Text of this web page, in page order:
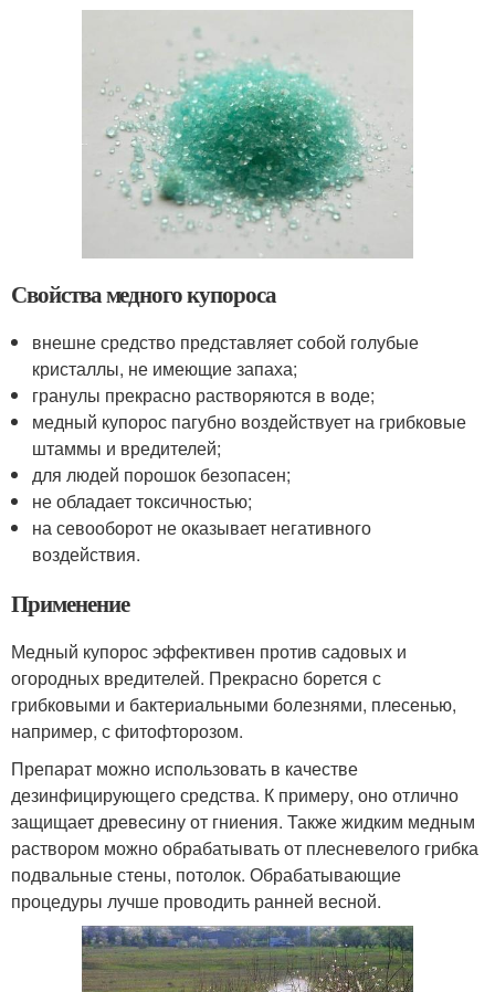
Свойства медного купороса
внешне средство представляет собой голубые
кристаллы, не имеющие запаха;
гранулы прекрасно растворяются в воде;
медный купорос пагубно воздействует на грибковые
штаммы и вредителей;
для людей порошок безопасен;
не обладает токсичностью;
на севооборот не оказывает негативного
воздействия.
Применение
Медный купорос эффективен против садовых и
огородных вредителей. Прекрасно борется с
грибковыми и бактериальными болезнями, плесенью,
например, с фитофторозом.
Препарат можно использовать в качестве
дезинфицирующего средства. К примеру, оно отлично
защищает древесину от гниения. Также жидким медным
раствором можно обрабатывать от плесневелого грибка
подвальные стены, потолок. Обрабатывающие
процедуры лучше проводить ранней весной.